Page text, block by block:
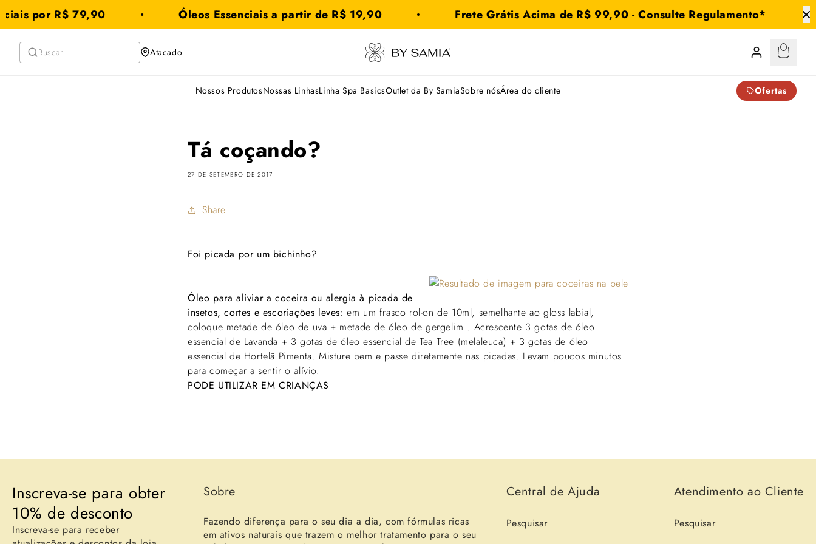
para o
conteúdo
por R$ 79,90 Óleos Essenciais a partir de R$ 19,90 Frete Grátis Acima de R$ 99,90 - Consulte Regulamento*
Atacado
By
Samia
:
0
Nossos ProdutosNossas LinhasLinha Spa BasicsOutlet da By SamiaSobre nósÁrea do cliente Ofertas
Tá coçando?
27 DE SETEMBRO DE 2017
Share
Foi picada por um bichinho?
Óleo para aliviar a coceira ou alergia à picada de
insetos, cortes e escoriações leves: em um frasco rol-on de 10ml, semelhante ao gloss labial,
coloque metade de óleo de uva + metade de óleo de gergelim . Acrescente 3 gotas de óleo
essencial de Lavanda + 3 gotas de óleo essencial de Tea Tree (melaleuca) + 3 gotas de óleo
essencial de Hortelã Pimenta. Misture bem e passe diretamente nas picadas. Levam poucos minutos
para começar a sentir o alívio.
PODE UTILIZAR EM CRIANÇAS
Inscreva-se para obter
10% de desconto
Inscreva-se para receber
Sobre
Fazendo diferença para o seu dia a dia, com fórmulas ricas
em ativos naturais que trazem o melhor tratamento para o seu
Central de Ajuda
Pesquisar
Atendimento ao Cliente
Pesquisar